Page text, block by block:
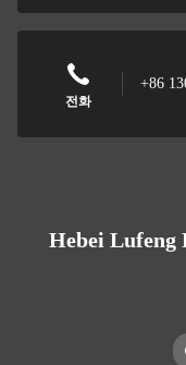
전화
+86
Hebei Lufeng